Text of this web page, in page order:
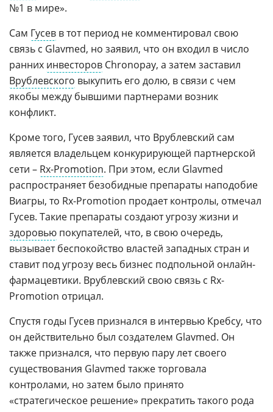
№1 в мире».
Сам Гусев в тот период не комментировал свою
связь с Glavmed, но заявил, что он входил в число
ранних инвесторов Chronopay, а затем заставил
Врублевского выкупить его долю, в связи с чем
якобы между бывшими партнерами возник
конфликт.
Кроме того, Гусев заявил, что Врублевский сам
является владельцем конкурирующей партнерской
сети – Rx-Promotion. При этом, если Glavmed
распространяет безобидные препараты наподобие
Виагры, то Rx-Promotion продает контролы, отмечал
Гусев. Такие препараты создают угрозу жизни и
здоровью покупателей, что, в свою очередь,
вызывает беспокойство властей западных стран и
ставит под угрозу весь бизнес подпольной онлайн-
фармацевтики. Врублевский свою связь с Rx-
Promotion отрицал.
Спустя годы Гусев признался в интервью Кребсу, что
он действительно был создателем Glavmed. Он
также признался, что первую пару лет своего
существования Glavmed также торговала
контролами, но затем было принято
«стратегическое решение» прекратить такого рода